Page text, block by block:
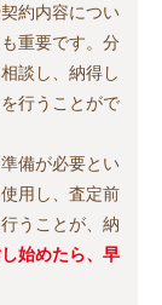
約内容につい
重要です。分
談し、納得し
行うことがで
備が必要とい
用し、査定前
うことが、納
始めたら、早